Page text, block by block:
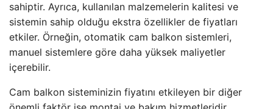
sahiptir. Ayrıca, kullanılan malzemelerin kalitesi ve
sistemin sahip olduğu ekstra özellikler de fiyatları
etkiler. Örneğin, otomatik cam balkon sistemleri,
manuel sistemlere göre daha yüksek maliyetler
içerebilir.
Cam balkon sisteminizin fiyatını etkileyen bir diğer